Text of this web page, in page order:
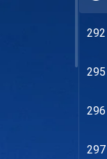
292
295
296
297